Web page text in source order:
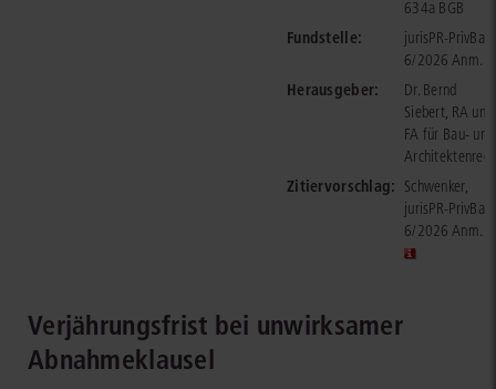
634a BGB
Fundstelle:
jurisPR-
6/2026 Anm. 1
Herausgeber:
Dr. Bernd
Siebert, RA und
FA für Bau- und
Zitiervorschlag: Schwenker,
jurisPR-
6/2026 Anm. 1
Verjährungsfrist bei unwirksamer
Abnahmeklausel